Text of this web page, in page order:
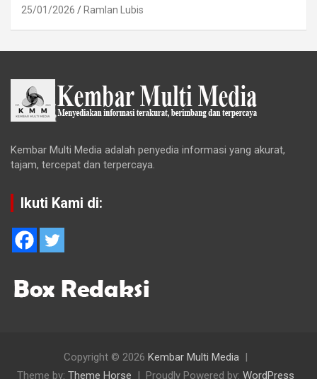
25/01/2026 Ramlan Lubis
Kembar Multi Media adalah penyedia informasi yang akurat,
tajam, tercepat dan terpercaya.
Ikuti Kami di:
Copyright © 2026 Kembar Multi Media
Theme by: Theme Horse Proudly Powered by: WordPress